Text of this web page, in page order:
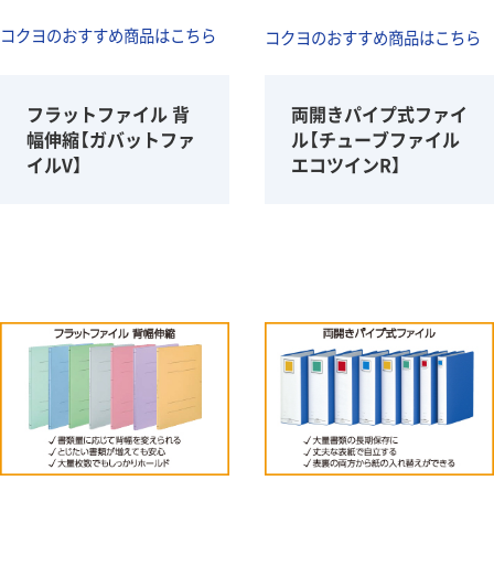
コクヨのおすすめ商品はこちら コクヨのおすすめ商品はこちら
フラットファイル 背
幅伸縮【ガバットファ
イルV】
両開きパイプ式ファイ
ル【チューブファイル
エコツインR】